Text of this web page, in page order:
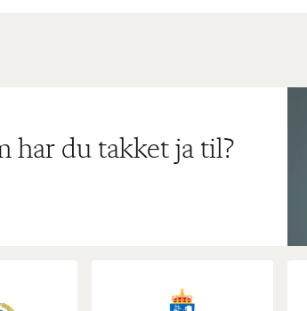
har du takket ja til?